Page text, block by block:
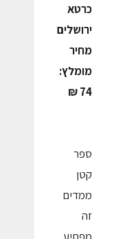
כרטא
ירושלים
מחיר
מומלץ:
74 ₪
ספר
קטן
ממדים
זה